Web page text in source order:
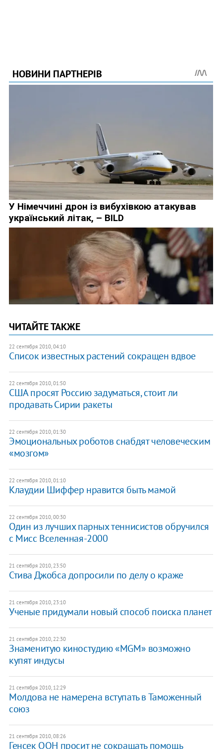
ЧИТАЙТЕ ТАКЖЕ
22 сентября 2010, 04:10
Список известных растений сокращен вдвое
22 сентября 2010, 01:50
США просят Россию задуматься, стоит ли
продавать Сирии ракеты
22 сентября 2010, 01:30
Эмоциональных роботов снабдят человеческим
«мозгом»
22 сентября 2010, 01:10
Клаудии Шиффер нравится быть мамой
22 сентября 2010, 00:30
Один из лучших парных теннисистов обручился
с Мисс Вселенная-2000
21 сентября 2010, 23:50
Стива Джобса допросили по делу о краже
21 сентября 2010, 23:10
Ученые придумали новый способ поиска планет
21 сентября 2010, 22:30
Знаменитую киностудию «MGM» возможно
купят индусы
21 сентября 2010, 12:29
Молдова не намерена вступать в Таможенный
союз
21 сентября 2010, 08:26
Генсек ООН просит не сокращать помощь